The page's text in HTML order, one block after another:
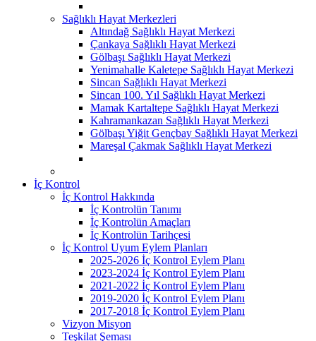
Sağlıklı Hayat Merkezleri
Altındağ Sağlıklı Hayat Merkezi
Çankaya Sağlıklı Hayat Merkezi
Gölbaşı Sağlıklı Hayat Merkezi
Yenimahalle Kaletepe Sağlıklı Hayat Merkezi
Sincan Sağlıklı Hayat Merkezi
Sincan 100. Yıl Sağlıklı Hayat Merkezi
Mamak Kartaltepe Sağlıklı Hayat Merkezi
Kahramankazan Sağlıklı Hayat Merkezi
Gölbaşı Yiğit Gençbay Sağlıklı Hayat Merkezi
Mareşal Çakmak Sağlıklı Hayat Merkezi
İç Kontrol
İç Kontrol Hakkında
İç Kontrolün Tanımı
İç Kontrolün Amaçları
İç Kontrolün Tarihçesi
İç Kontrol Uyum Eylem Planları
2025-2026 İç Kontrol Eylem Planı
2023-2024 İç Kontrol Eylem Planı
2021-2022 İç Kontrol Eylem Planı
2019-2020 İç Kontrol Eylem Planı
2017-2018 İç Kontrol Eylem Planı
Vizyon Misyon
Teşkilat Şeması